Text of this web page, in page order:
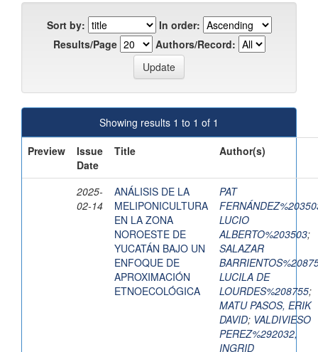
Sort by:
In order:
Results/Page
Authors/Record:
Showing results 1 to 1 of 1
Preview
Issue
Date
Title Author(s)
2025-
02-14
ANÁLISIS DE LA
MELIPONICULTURA
EN LA ZONA
NOROESTE DE
YUCATÁN BAJO UN
ENFOQUE DE
APROXIMACIÓN
ETNOECOLÓGICA
PAT
LUCIO
ALBERTO%203503;
SALAZAR
LUCILA DE
LOURDES%208755;
MATU PASOS, ERIK
DAVID; VALDIVIESO
PEREZ%292032,
INGRID